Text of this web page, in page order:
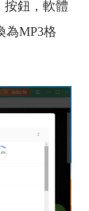
按鈕，軟體
為MP3格